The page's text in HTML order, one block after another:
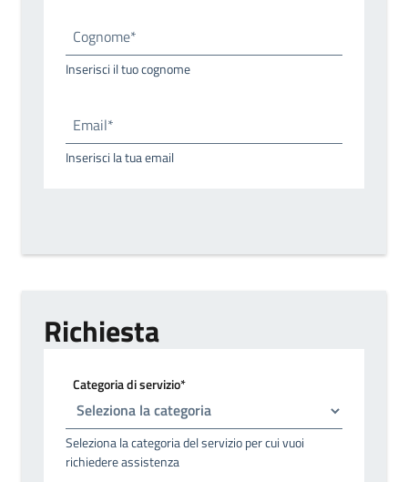
Cognome*
Inserisci il tuo cognome
Email*
Inserisci la tua email
Richiesta
Categoria di servizio*
Seleziona la categoria del servizio per cui vuoi
richiedere assistenza